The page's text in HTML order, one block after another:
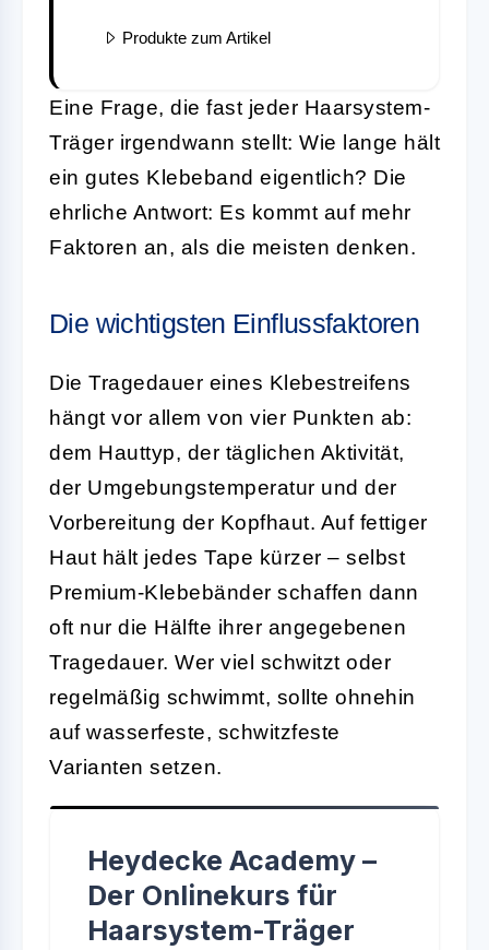
Produkte zum Artikel
Eine Frage, die fast jeder Haarsystem-
Träger irgendwann stellt: Wie lange hält
ein gutes Klebeband eigentlich? Die
ehrliche Antwort: Es kommt auf mehr
Faktoren an, als die meisten denken.
Die wichtigsten Einflussfaktoren
Die Tragedauer eines Klebestreifens
hängt vor allem von vier Punkten ab:
dem Hauttyp, der täglichen Aktivität,
der Umgebungstemperatur und der
Vorbereitung der Kopfhaut. Auf fettiger
Haut hält jedes Tape kürzer – selbst
Premium-Klebebänder schaffen dann
oft nur die Hälfte ihrer angegebenen
Tragedauer. Wer viel schwitzt oder
regelmäßig schwimmt, sollte ohnehin
auf wasserfeste, schwitzfeste
Varianten setzen.
Heydecke Academy –
Der Onlinekurs für
Haarsystem-Träger